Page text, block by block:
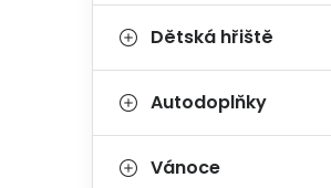
Dětská hřiště
Autodoplňky
Vánoce